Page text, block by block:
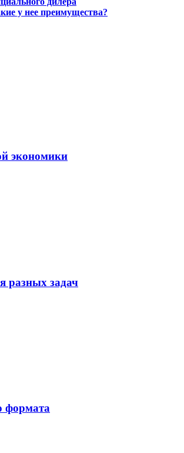
у нее преимущества?
экономики
разных задач
формата